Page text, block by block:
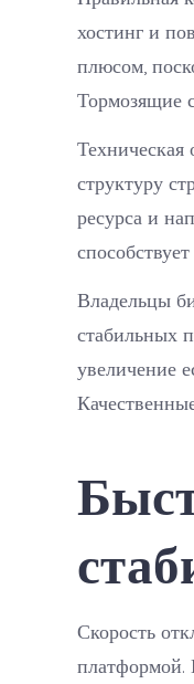
хостинг и
плюсом,
Тормозящие
Техническая
структуру
ресурса и
Владельцы
стабильных
увеличение
Скорость
платформой.